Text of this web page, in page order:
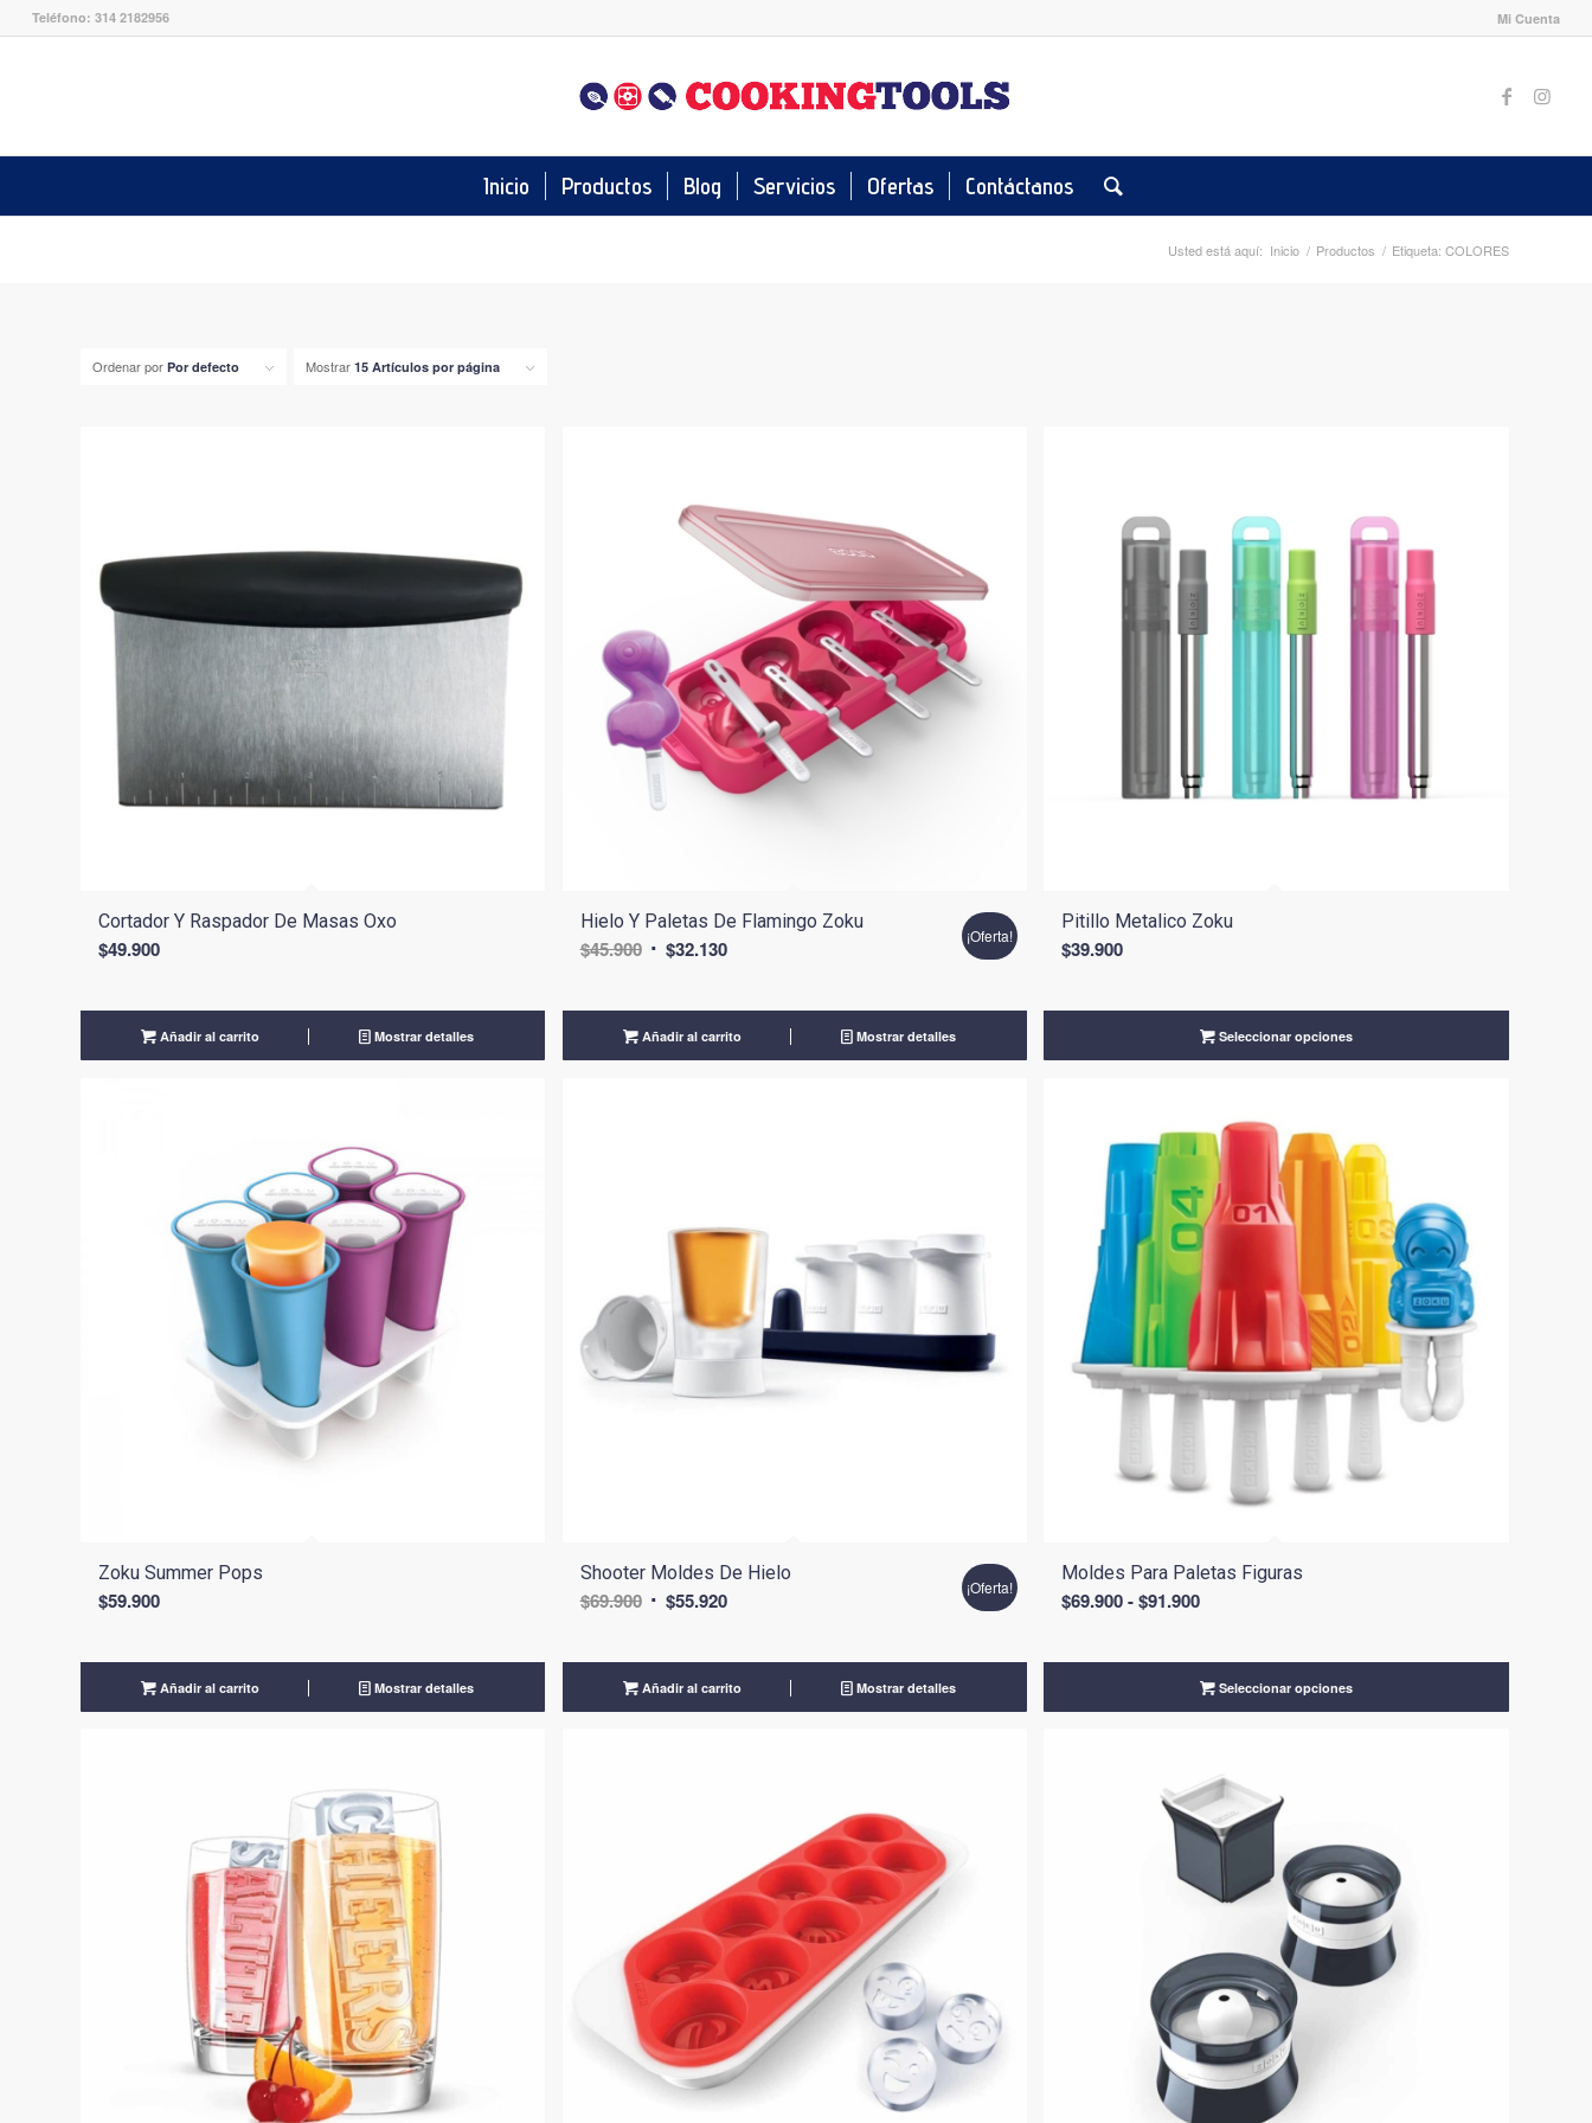
Mi Cuenta
Teléfono: 314 2182956
Inicio Productos Blog Servicios Ofertas Contáctanos
Usted está aquí: Inicio / Productos / Etiqueta: COLORES
Ordenar por Por defecto Mostrar 15 Artículos por página
Cortador Y Raspador De Masas Oxo
$49.900
Añadir al carrito Mostrar detalles
Hielo Y Paletas De Flamingo Zoku
$45.900 El
original
era:
$45.900.
$32.130El
actual
es:
$32.130.
¡Oferta!
Añadir al carrito Mostrar detalles
Pitillo Metalico Zoku
$39.900
Seleccionar opciones
Zoku Summer Pops
$59.900
Añadir al carrito Mostrar detalles
Shooter Moldes De Hielo
$69.900 El
era:
$69.900.
$55.920El
es:
$55.920.
¡Oferta!
Añadir al carrito Mostrar detalles
Moldes Para Paletas Figuras
$69.900-$91.900Rango
desde
$69.900
Seleccionar opciones